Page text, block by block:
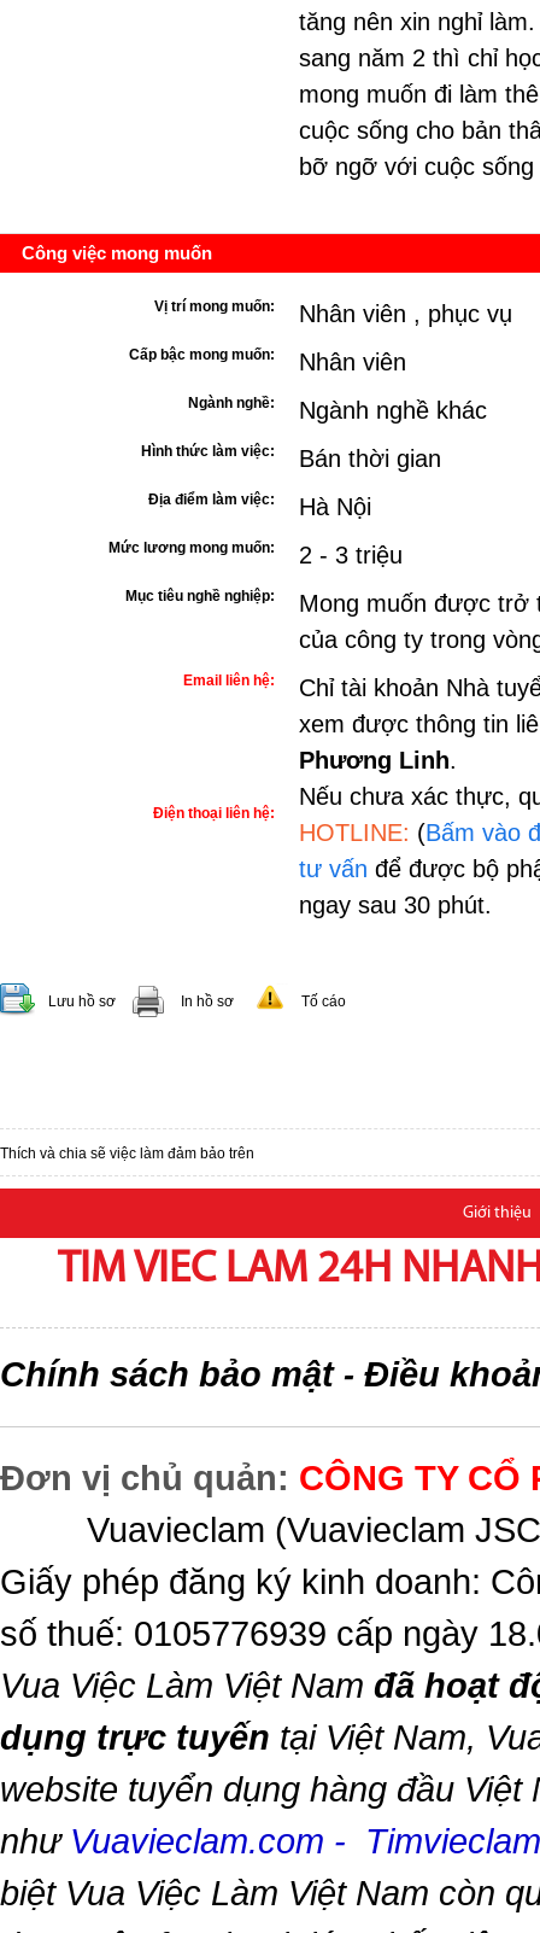
tăng nên xin nghỉ làm.
sang năm 2 thì chỉ
mong muốn đi làm
cuộc sống cho bản
bỡ ngỡ với cuộc
Công việc mong muốn
Vị trí mong muốn: Nhân viên , phục vụ
Cấp bậc mong muốn: Nhân viên
Ngành nghề: Ngành nghề khác
Hình thức làm việc: Bán thời gian
Địa điểm làm việc: Hà Nội
Mức lương mong muốn: 2 - 3 triệu
Mục tiêu nghề nghiệp:
Mong muốn được trở
của công ty trong
Email liên hệ:
Chỉ tài khoản Nhà
xem được thông tin
Phương Linh.
Nếu chưa xác thực,
HOTLINE: (Bấm vào
tư vấn để được bộ
ngay sau 30 phút.
Điện thoại liên hệ:
Lưu hồ sơ In hồ sơ Tố cáo
Thích và chia sẽ việc làm đảm bảo trên
Giới thiệu
TIM VIEC LAM 24H
Chính sách bảo mật- Điều
Đơn vị chủ quản: CÔNG TY CỔ
Vuavieclam (Vuavieclam
Giấy phép đăng ký kinh doanh:
số thuế: 0105776939 cấp ngày
Vua Việc Làm Việt Nam đã hoạt
dụng trực tuyến tại Việt Nam,
website tuyển dụng hàng đầu Việt
như Vuavieclam.com -
biệt Vua Việc Làm Việt Nam còn